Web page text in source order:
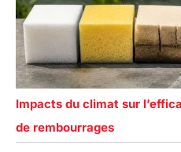
Impacts du climat sur
de rembourrages